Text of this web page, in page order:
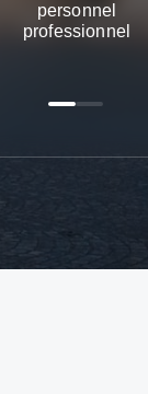
personnel
professionnel